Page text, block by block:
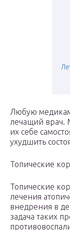
Любую
лечащий врач.
их себе
ухудшить
Топические
Топические
лечения
внедрения в
задача таких